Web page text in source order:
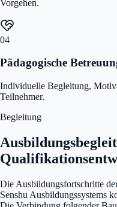
Vorgehen.
04
Pädagogische
Individuelle Begleitung,
Teilnehmer.
Begleitung
Die Ausbildungsfortschritte
Senshu Ausbildungssystems